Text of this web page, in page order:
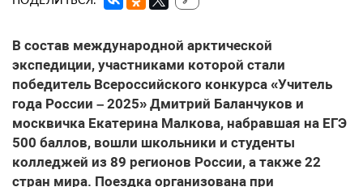
В состав международной арктической
экспедиции, участниками которой стали
победитель Всероссийского конкурса «Учитель
года России – 2025» Дмитрий Баланчуков и
москвичка Екатерина Малкова, набравшая на ЕГЭ
500 баллов, вошли школьники и студенты
колледжей из 89 регионов России, а также 22
стран мира. Поездка организована при